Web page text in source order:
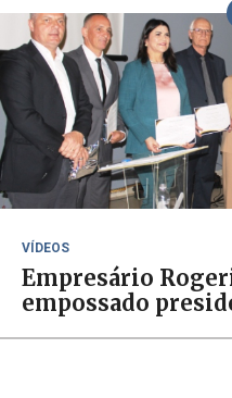
VÍDEOS
Empresário
empossado